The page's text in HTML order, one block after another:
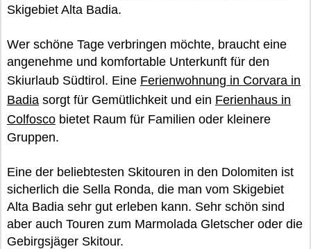
Skigebiet Alta Badia.
Wer schöne Tage verbringen möchte, braucht eine
angenehme und komfortable Unterkunft für den
Skiurlaub Südtirol. Eine Ferienwohnung in Corvara in
Badia sorgt für Gemütlichkeit und ein Ferienhaus in
Colfosco bietet Raum für Familien oder kleinere
Gruppen.
Eine der beliebtesten Skitouren in den Dolomiten ist
sicherlich die Sella Ronda, die man vom Skigebiet
Alta Badia sehr gut erleben kann. Sehr schön sind
aber auch Touren zum Marmolada Gletscher oder die
Gebirgsjäger Skitour.